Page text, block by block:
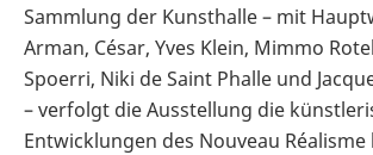
Sammlung der Kunsthalle – mit
Arman, César, Yves Klein, Mimmo
Spoerri, Niki de Saint Phalle und
– verfolgt die Ausstellung die
Entwicklungen des Nouveau Réalisme